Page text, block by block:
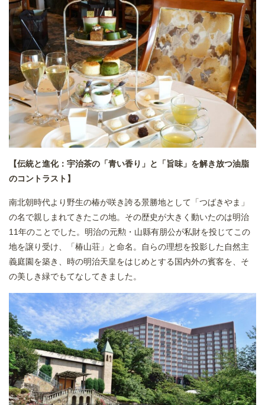
【伝統と進化：宇治茶の「青い香り」と「旨味」を解き放つ油脂
のコントラスト】
南北朝時代より野生の椿が咲き誇る景勝地として「つばきやま」
の名で親しまれてきたこの地。その歴史が大きく動いたのは明治
11年のことでした。明治の元勲・山縣有朋公が私財を投じてこの
地を譲り受け、「椿山荘」と命名。自らの理想を投影した自然主
義庭園を築き、時の明治天皇をはじめとする国内外の賓客を、そ
の美しき緑でもてなしてきました。